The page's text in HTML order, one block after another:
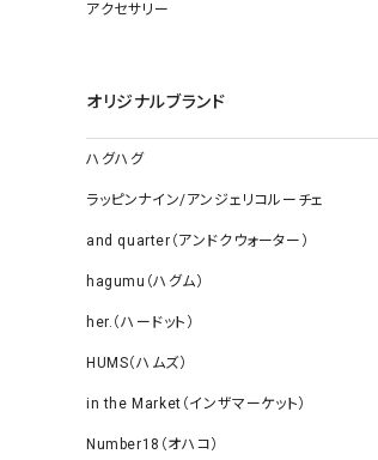
アクセサリー
オリジナルブランド
ハグハグ
ラッピンナイン/アンジェリコルーチェ
and quarter（アンドクウォーター）
hagumu（ハグム）
her.（ハードット）
HUMS（ハムズ）
in the Market（インザマーケット）
Number18（オハコ）